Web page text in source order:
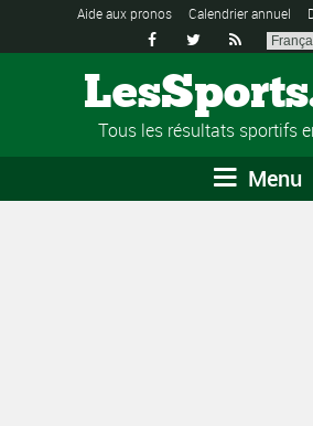
Aide aux pronos Calendrier annuel
  
Tous les résultats sportifs
Menu